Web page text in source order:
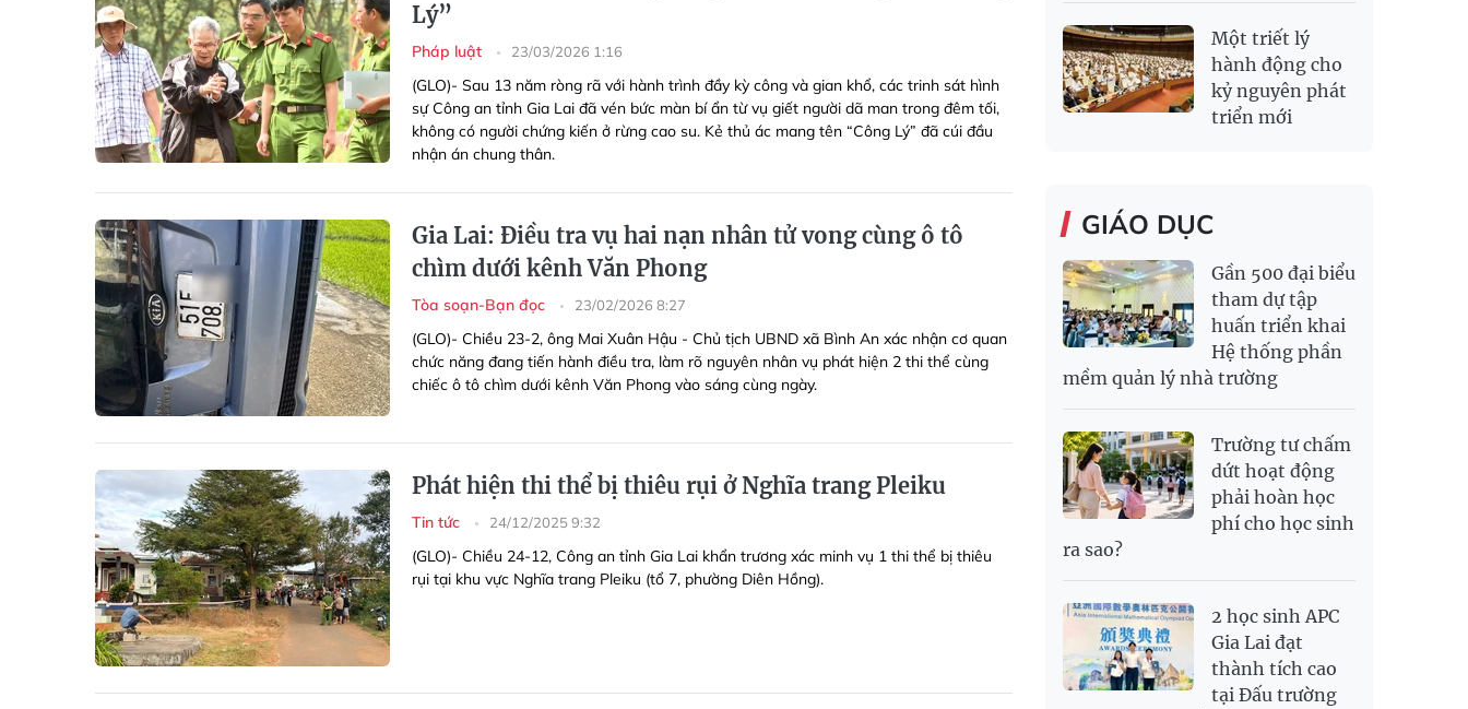
Lý”
Pháp luật 23/03/2026 1:16
(GLO)- Sau 13 năm ròng rã với hành trình đầy kỳ công và gian khổ, các trinh sát hình
sự Công an tỉnh Gia Lai đã vén bức màn bí ẩn từ vụ giết người dã man trong đêm tối,
không có người chứng kiến ở rừng cao su. Kẻ thủ ác mang tên “Công Lý” đã cúi đầu
nhận án chung thân.
Gia Lai: Điều tra vụ hai nạn nhân tử vong cùng ô tô
chìm dưới kênh Văn Phong
Tòa soạn-Bạn đọc 23/02/2026 8:27
(GLO)- Chiều 23-2, ông Mai Xuân Hậu - Chủ tịch UBND xã Bình An xác nhận cơ quan
chức năng đang tiến hành điều tra, làm rõ nguyên nhân vụ phát hiện 2 thi thể cùng
chiếc ô tô chìm dưới kênh Văn Phong vào sáng cùng ngày.
Phát hiện thi thể bị thiêu rụi ở Nghĩa trang Pleiku
Tin tức 24/12/2025 9:32
(GLO)- Chiều 24-12, Công an tỉnh Gia Lai khẩn trương xác minh vụ 1 thi thể bị thiêu
rụi tại khu vực Nghĩa trang Pleiku (tổ 7, phường Diên Hồng).
Một triết lý
hành động cho
kỷ nguyên phát
triển mới
GIÁO DỤC
Gần 500 đại biểu
tham dự tập
huấn triển khai
Hệ thống phần
mềm quản lý nhà trường
Trường tư chấm
dứt hoạt động
phải hoàn học
phí cho học sinh
ra sao?
2 học sinh APC
Gia Lai đạt
thành tích cao
tại Đấu trường